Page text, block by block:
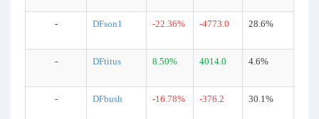
- DFson1 -22.36% -4773.0 28.6%
- DFtitus 8.50% 4014.0 4.6%
- DFbush -16.78% -376.2 30.1%